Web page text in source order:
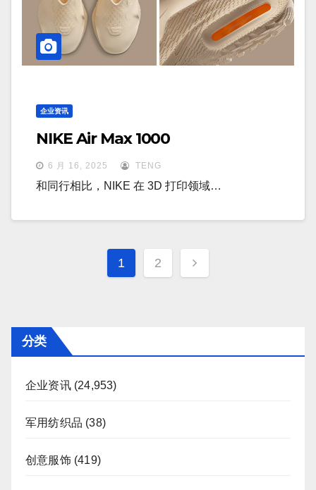
企业资讯
NIKE Air Max 1000
6 月 16, 2025 TENG
和同行相比，NIKE 在 3D 打印领域…
文
章
1 2
分类
企业资讯(24,953)
军用纺织品 (38)
创意服饰(419)